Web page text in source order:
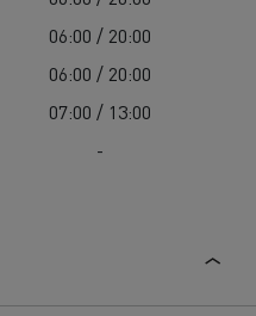
06:00 / 20:00
06:00 / 20:00
07:00 / 13:00
-